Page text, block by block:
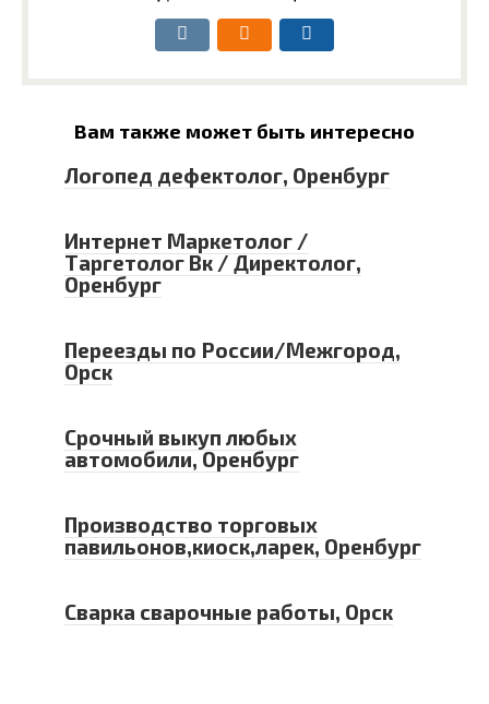
Вам также может быть интересно
Логопед дефектолог, Оренбург
Интернет Маркетолог /
Таргетолог Вк / Директолог,
Оренбург
Переезды по России/Межгород,
Орск
Срочный выкуп любых
автомобили, Оренбург
Производство торговых
павильонов,киоск,ларек, Оренбург
Сварка сварочные работы, Орск